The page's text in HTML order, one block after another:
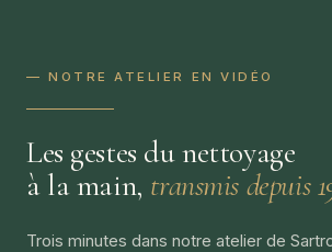
— NOTRE ATELIER EN VIDÉO
Les gestes du nettoyage
à la main, transmis depuis
Trois minutes dans notre atelier de